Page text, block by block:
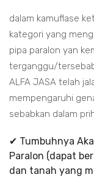
dalam kamuflase
kategori yang
pipa paralon yan
terganggu/
ALFA JASA telah
mempengaruhi
sebabkan dalam
✔ Tumbuhnya
Paralon (dapat
dan tanah yang